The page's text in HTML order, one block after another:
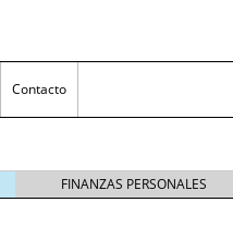
Contacto
FINANZAS PERSONALES